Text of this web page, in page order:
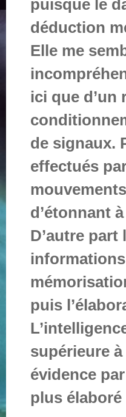
puisque le
déduction
Elle me
ici que d’un
de signaux.
effectués
d’étonnant
D’autre
puis
supérieure
évidence
plus